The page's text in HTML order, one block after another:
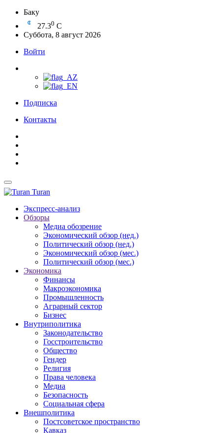
Баку
27.30 C
Суббота, 8 август 2026
Войти
Подписка
Контакты
Turan
Экспресс-анализ
Обзоры
Медиа обозрение
Экономический обзор (нед.)
Политический обзор (нед.)
Экономический обзор (мес.)
Политический обзор (мес.)
Экономика
Финансы
Макроэкономика
Промышленность
Аграрный сектор
Бизнес
Внутриполитика
Законодательство
Госстроительство
Общество
Гендер
Религия
Права человека
Медиа
Безопасность
Социальная сфера
Внешполитика
Постсоветское пространство
Кавказ